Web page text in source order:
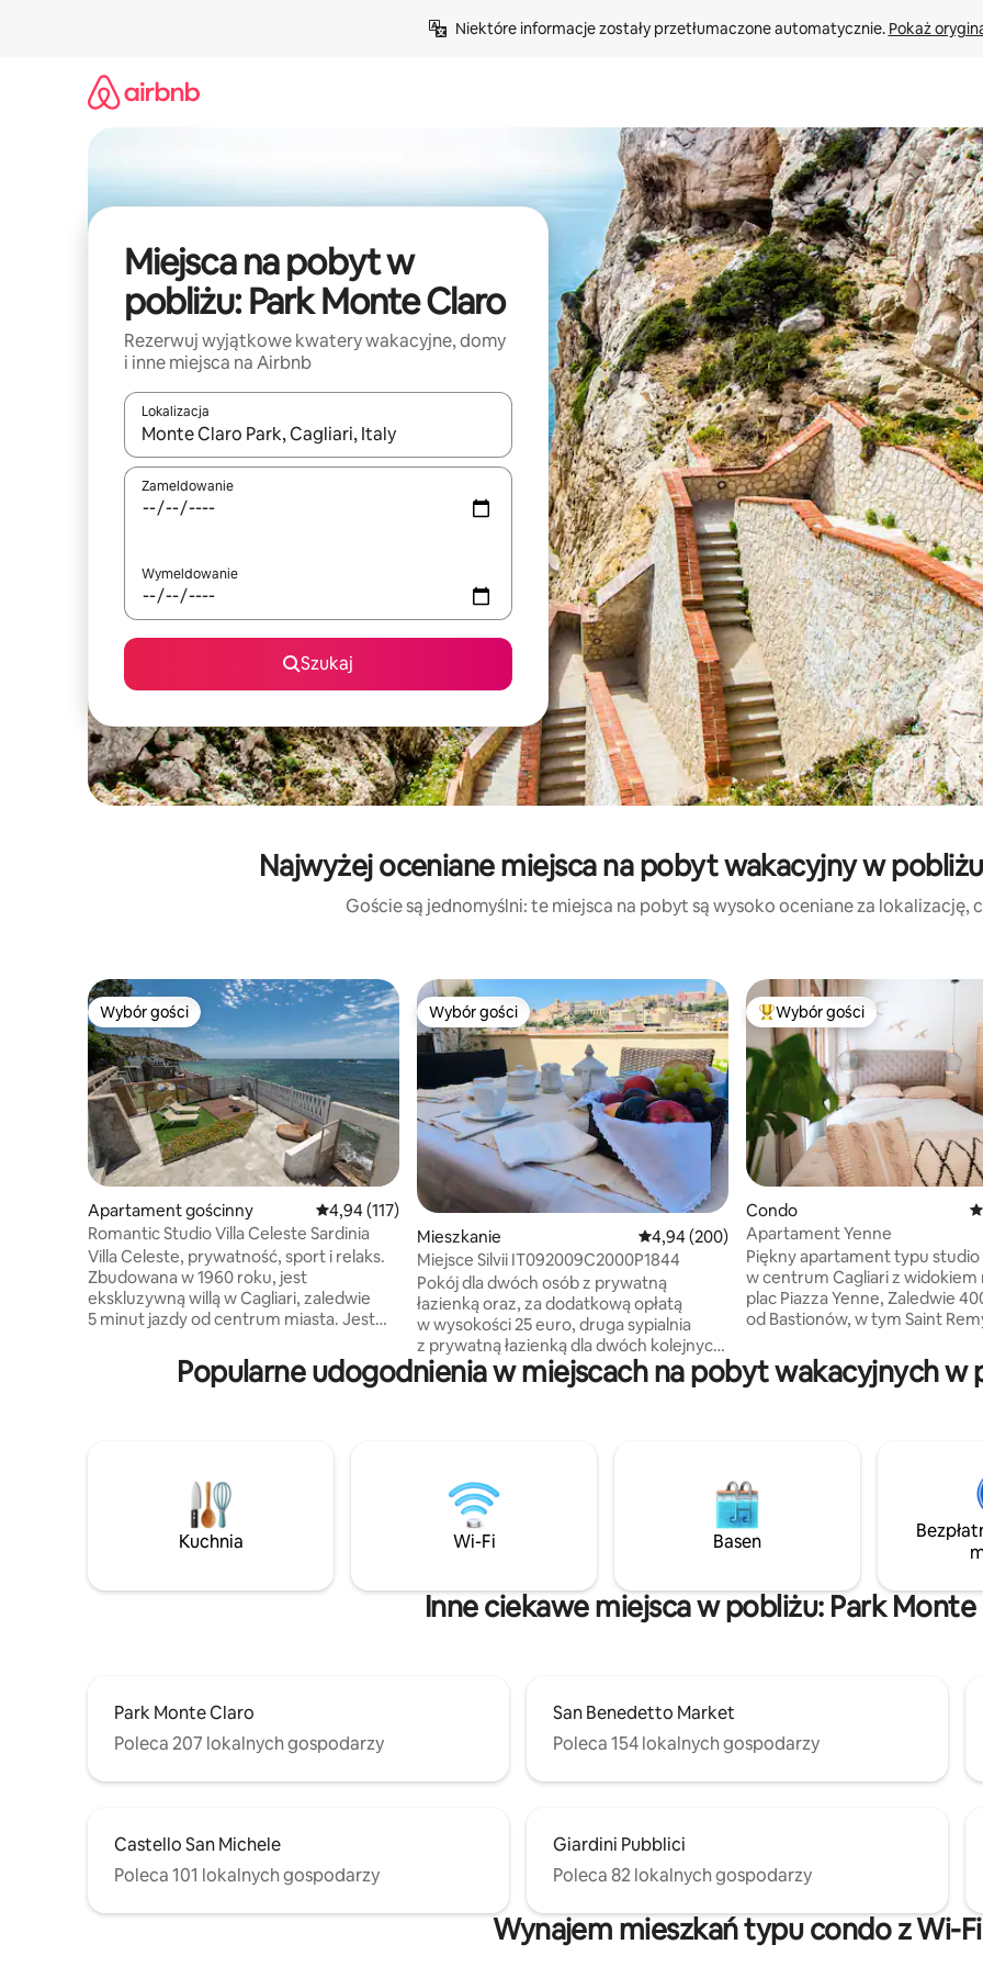
Niektóre informacje zostały przetłumaczone automatycznie. Pokaż
Miejsca na pobyt w
pobliżu: Park Monte Claro
Rezerwuj wyjątkowe kwatery wakacyjne, domy
i inne miejsca na Airbnb
Lokalizacja
Gdy wyniki będą dostępne, możesz poruszać się po nich za pomocą klawiszy strzałek w górę i w dół lub przeglądać je
Zameldowanie
Wymeldowanie
Szukaj
Najwyżej oceniane miejsca na pobyt wakacyjny w
Goście są jednomyślni: te miejsca na pobyt są wysoko oceniane za lokalizację,
Wybór gości
Wybór gości
Apartament gościnny Średnia ocena: 4,94 na 5, liczba recenzji: 117
4,94 (117)
Romantic Studio Villa Celeste Sardinia
Villa Celeste, prywatność, sport i relaks.
Zbudowana w 1960 roku, jest
ekskluzywną willą w Cagliari, zaledwie
5 minut jazdy od centrum miasta. Jest
bezpośrednim dostępem do plaży Cala
Bernat, przechodząc przez skały.
doskonałe restauracje. Zaleca się
samochód, SUV jest lepszy, ponieważ
droga jest w niektórych miejscach nieco
wyboista. Parking jest bezpłatny.
Wybór gości
Wybór gości
Mieszkanie Średnia ocena: 4,94 na 5, liczba recenzji: 200
4,94 (200)
Miejsce Silvii IT092009C2000P1844
Pokój dla dwóch osób z prywatną
łazienką oraz, za dodatkową opłatą
w wysokości 25 euro, druga sypialnia
z prywatną łazienką dla dwóch kolejnych
osób z tej samej grupy sprawiają, że to
zakwaterowanie jest idealne dla 2+2 osób
idealne, by nawiązać kontakt
z miejscowymi i cieszyć się oazą spokoju
na dachach, gdzie można naładować
baterie, podziwiając Cagliari w całej jego
Najpopularniejsze z kategorii
Wybór gości
Condo
Apartament Yenne
Piękny apartament typu studio
w centrum Cagliari z widokiem
plac Piazza Yenne, Zaledwie
od Bastionów, w tym Saint
życia nocnego, pełnego
restauracji i sklepów dla tych,
wyposażony we wszystkie
klimatyzację, telewizor
Netflix HD, Amazon
pralkę, suszarkę, kuchenkę
indukcyjną.
Popularne udogodnienia w miejscach na pobyt wakacyjnych w
Kuchnia Wi-Fi Basen
Inne ciekawe miejsca w pobliżu: Park
Park Monte Claro
Poleca 207 lokalnych gospodarzy
San Benedetto Market
Poleca 154 lokalnych gospodarzy
Castello San Michele
Poleca 101 lokalnych gospodarzy
Giardini Pubblici
Poleca 82 lokalnych gospodarzy
Wynajem mieszkań typu condo z Wi-Fi